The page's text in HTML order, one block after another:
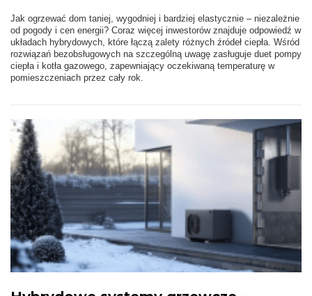
Jak ogrzewać dom taniej, wygodniej i bardziej elastycznie – niezależnie
od pogody i cen energii? Coraz więcej inwestorów znajduje odpowiedź w
układach hybrydowych, które łączą zalety różnych źródeł ciepła. Wśród
rozwiązań bezobsługowych na szczególną uwagę zasługuje duet pompy
ciepła i kotła gazowego, zapewniający oczekiwaną temperaturę w
pomieszczeniach przez cały rok.